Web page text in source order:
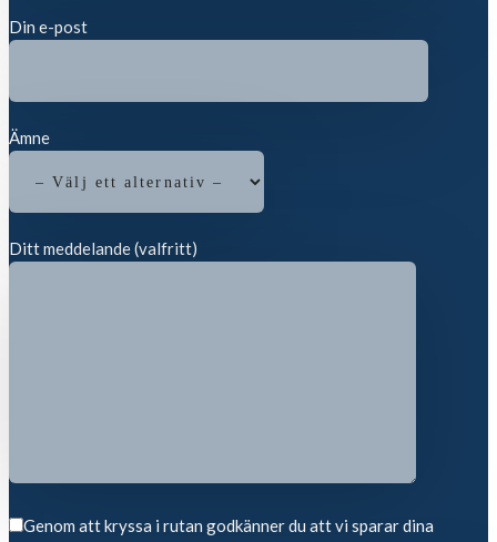
Din e-post
Ämne
Ditt meddelande (valfritt)
Genom att kryssa i rutan godkänner du att vi sparar dina